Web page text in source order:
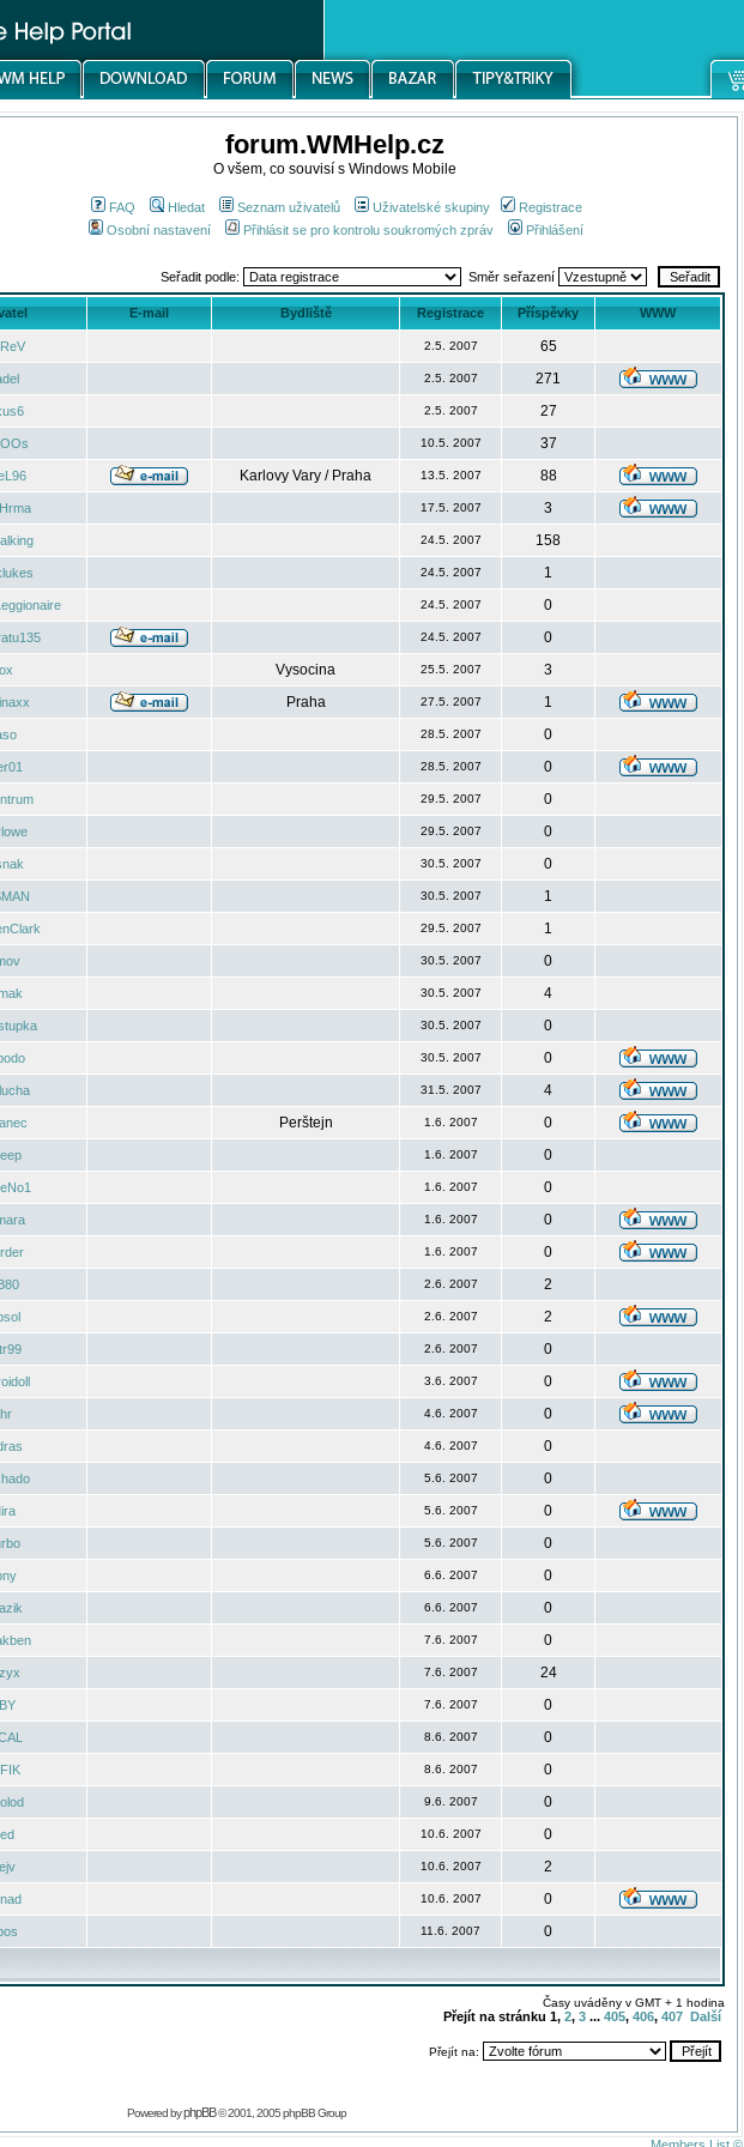
forum.WMHelp.cz
O všem, co souvisí s Windows Mobile
FAQ Hledat Seznam uživatelů Uživatelské skupiny
Registrace
Osobní nastavení
Přihlásit se pro kontrolu soukromých zpráv Přihlášení
Seřadit podle: Směr seřazení
E-mail Bydliště Registrace Příspěvky WWW
2.5. 2007
65
2.5. 2007
271
2.5. 2007
27
10.5. 2007
37
Karlovy Vary / Praha 13.5. 2007
88
17.5. 2007
3
24.5. 2007
158
24.5. 2007
1
24.5. 2007
0
24.5. 2007
0
Vysocina 25.5. 2007
3
Praha 27.5. 2007
1
28.5. 2007
0
28.5. 2007
0
29.5. 2007
0
29.5. 2007
0
30.5. 2007
0
30.5. 2007
1
29.5. 2007
1
30.5. 2007
0
30.5. 2007
4
30.5. 2007
0
30.5. 2007
0
31.5. 2007
4
Perštejn 1.6. 2007
0
1.6. 2007
0
1.6. 2007
0
1.6. 2007
0
1.6. 2007
0
2.6. 2007
2
2.6. 2007
2
2.6. 2007
0
3.6. 2007
0
4.6. 2007
0
4.6. 2007
0
5.6. 2007
0
5.6. 2007
0
5.6. 2007
0
6.6. 2007
0
6.6. 2007
0
7.6. 2007
0
7.6. 2007
24
7.6. 2007
0
8.6. 2007
0
8.6. 2007
0
9.6. 2007
0
10.6. 2007
0
10.6. 2007
2
10.6. 2007
0
11.6. 2007 0
Časy uváděny v GMT + 1 hodina
Přejít na stránku 1, 2, 3 ... 405, 406, 407 Další
Přejít na:
Powered byphpBB© 2001, 2005 phpBB Group